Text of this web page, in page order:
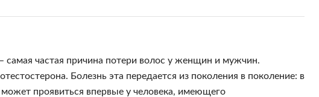
самая частая причина потери волос у женщин и мужчин.
Болезнь эта передается из поколения в поколение: в
проявиться впервые у человека, имеющего